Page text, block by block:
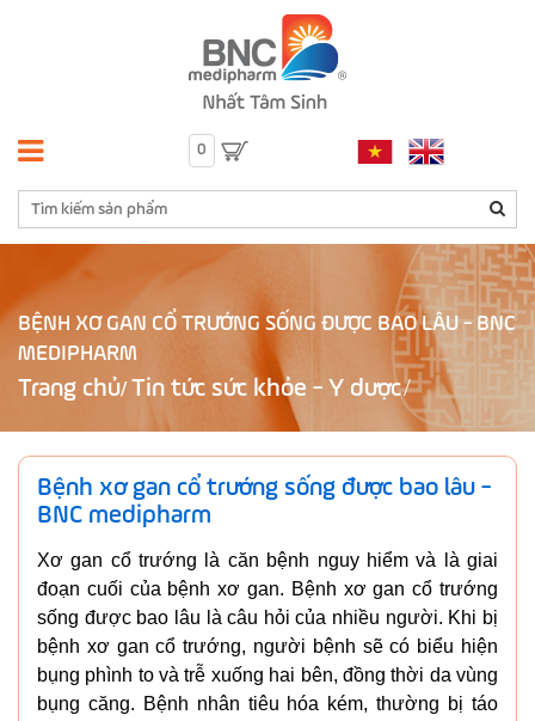
0
BỆNH XƠ GAN CỔ TRƯỚNG SỐNG ĐƯỢC BAO LÂU - BNC
MEDIPHARM
Trang chủ/ Tin tức sức khỏe - Y dược
Bệnh xơ gan cổ trướng sống được bao lâu -
BNC medipharm
Xơ gan cổ trướng là căn bệnh nguy hiểm và là giai
đoạn cuối của bệnh xơ gan. Bệnh xơ gan cổ trướng
sống được bao lâu là câu hỏi của nhiều người. Khi bị
bệnh xơ gan cổ trướng, người bệnh sẽ có biểu hiện
bụng phình to và trễ xuống hai bên, đồng thời da vùng
bụng căng. Bệnh nhân tiêu hóa kém, thường bị táo